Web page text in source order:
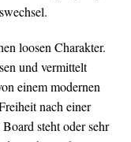
loosen Charakter.
und vermittelt
einem modernen
nach einer
steht oder sehr